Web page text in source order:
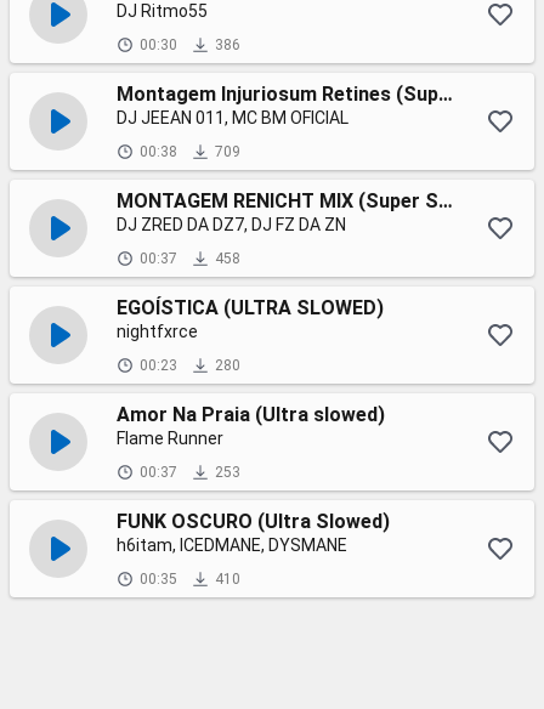
DJ Ritmo55
00:30 386
Montagem Injuriosum Retines (Super Slowed)
DJ JEEAN 011, MC BM OFICIAL
00:38 709
MONTAGEM RENICHT MIX (Super Slowed)
DJ ZRED DA DZ7, DJ FZ DA ZN
00:37 458
EGOÍSTICA (ULTRA SLOWED)
nightfxrce
00:23 280
Amor Na Praia (Ultra slowed)
Flame Runner
00:37 253
FUNK OSCURO (Ultra Slowed)
h6itam, ICEDMANE, DYSMANE
00:35 410